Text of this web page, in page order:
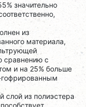
значительно
из
материала,
сравнению с
и на 25% больше
из полиэстера